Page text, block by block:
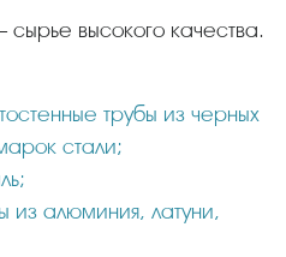
сырье высокого качества.
трубы из черных
стали;
из алюминия, латуни,